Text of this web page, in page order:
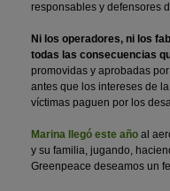
responsables y defensores
Ni los operadores, ni los
todas las consecuencias
promovidas y aprobadas
antes que los intereses de
víctimas paguen por los
Marina llegó este año al
y su familia, jugando,
Greenpeace deseamos un